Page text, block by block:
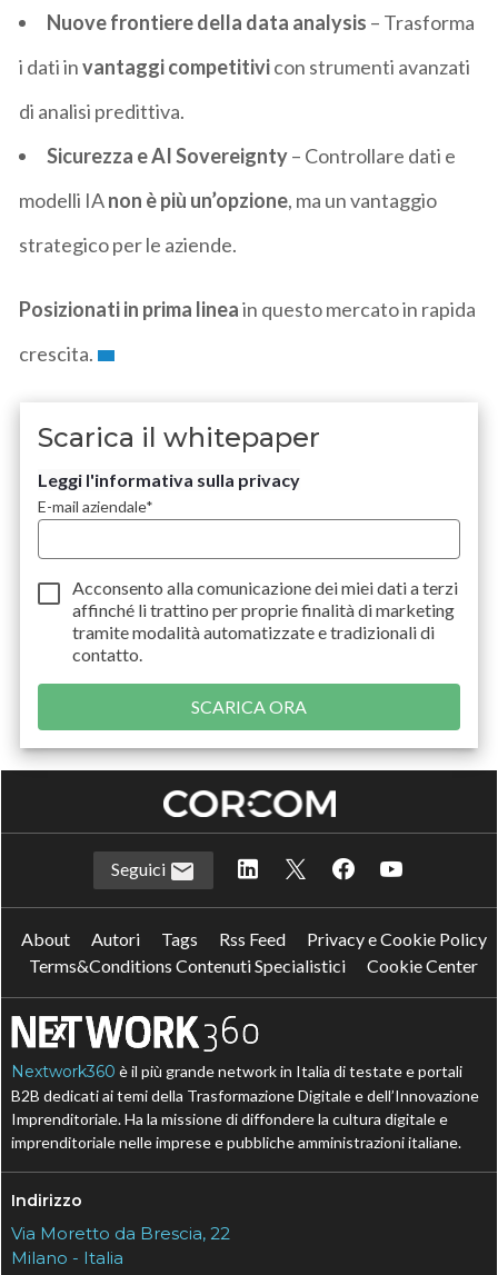
Nuove frontiere della data analysis – Trasforma
i dati invantaggi competitivicon strumenti avanzati
di analisi predittiva.
Sicurezza e AI Sovereignty– Controllare dati e
modelli IAnon è più un’opzione, ma un vantaggio
strategico per le aziende.
Posizionati in prima lineain questo mercato in rapida
crescita.
Scarica il whitepaper
Leggi l'informativa sulla privacy
E-mail aziendale*
Acconsento alla comunicazione dei miei dati aterzi
affinché li trattino per proprie finalità di marketing
tramite modalità automatizzate e tradizionali di
contatto.
Seguici
About Autori Tags Rss Feed
Privacy e Cookie Policy
Terms&Conditions Contenuti Specialistici
Cookie Center
Nextwork360 è il più grande network in Italia di testate e portali
B2B dedicati ai temi della Trasformazione Digitale e dell’Innovazione
Imprenditoriale. Ha la missione di diffondere la cultura digitale e
imprenditoriale nelle imprese e pubbliche amministrazioni italiane.
Indirizzo
Via Moretto da Brescia, 22
Milano - Italia